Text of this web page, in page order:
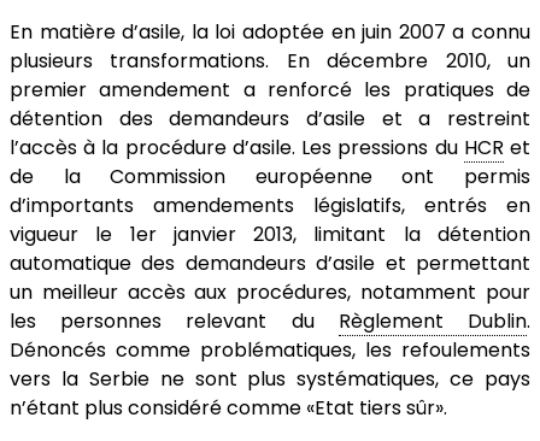
En matière d’asile, la loi adoptée en juin 2007 a connu
plusieurs transformations. En décembre 2010, un
premier amendement a renforcé les pratiques de
détention des demandeurs d’asile et a restreint
l’accès à la procédure d’asile. Les pressions du HCR et
de la Commission européenne ont permis
d’importants amendements législatifs, entrés en
vigueur le 1er janvier 2013, limitant la détention
automatique des demandeurs d’asile et permettant
un meilleur accès aux procédures, notamment pour
les personnes relevant du Règlement Dublin.
Dénoncés comme problématiques, les refoulements
vers la Serbie ne sont plus systématiques, ce pays
n’étant plus considéré comme «Etat tiers sûr».